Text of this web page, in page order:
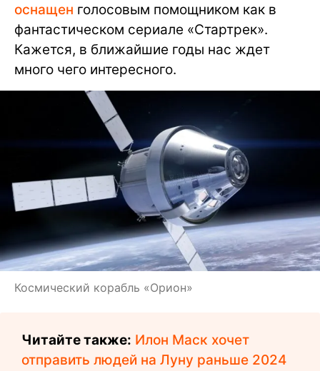
оснащен голосовым помощником как в
фантастическом сериале «Стартрек».
Кажется, в ближайшие годы нас ждет
много чего интересного.
Космический корабль «Орион»
Читайте также: Илон Маск хочет
отправить людей на Луну раньше 2024